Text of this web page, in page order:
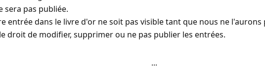
sera pas publiée.
entrée dans le livre d'or ne soit pas visible tant que nous ne l'aurons
droit de modifier, supprimer ou ne pas publier les entrées.
...